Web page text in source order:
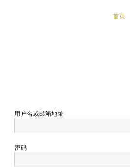
首页
用户名或邮箱地址
密码